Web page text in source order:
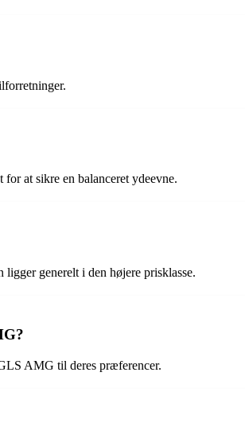
at sikre en balanceret ydeevne.
generelt i den højere prisklasse.
AMG til deres præferencer.